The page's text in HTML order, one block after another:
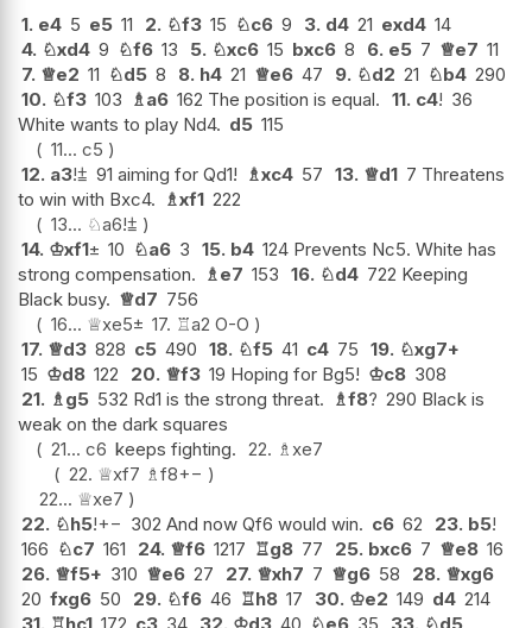
1. e4 5 e5 11 2. ♘f3 15 ♘c6 9 3. d4 21 exd4 14
4. ♘xd4 9 ♘f6 13 5. ♘xc6 15 bxc6 8 6. e5 7 ♕e7 11
7. ♕e2 11 ♘d5 8 8. h4 21 ♕e6 47 9. ♘d2 21 ♘b4 290
10. ♘f3 103 ♗ a6 162 The position is equal. 11. c4! 36
White wants to play Nd4. d5 115
11... c5
12. a3!⩲ 91 aiming for Qd1! ♗xc4 57 13. ♕d1 7 Threatens
to win with Bxc4.
♗xf1 222
13... ♘a6!⩲
14. ♔xf1± 10 ♘a6 3 15. b4 124 Prevents Nc5. White has
strong compensation.
♗ e7 153 16. ♘d4 722 Keeping
Black busy. ♕d7 756
16... ♕xe5± 17. ♖a2 O-O
17. ♕d3 828 c5 490 18. ♘f5 41 c4 75 19. ♘xg7+
15 ♔d8 122 20. ♕f3 19 Hoping for Bg5! ♔c8 308
21. ♗ g5 532 Rd1 is the strong threat. ♗f8? 290 Black is
weak on the dark squares
21... c6 keeps fighting. 22. ♗ xe7
22. ♕xf7 ♗f8+−
22... ♕xe7
22. ♘h5!+− 302 And now Qf6 would win. c6 62 23. b5!
166 ♘c7 161 24. ♕f6 1217 ♖g8 77 25. bxc6 7 ♕e8 16
26. ♕f5+ 310 ♕e6 27 27. ♕xh7 7 ♕g6 58 28. ♕xg6
20 fxg6 50 29. ♘f6 46 ♖h8 17 30. ♔e2 149 d4 214